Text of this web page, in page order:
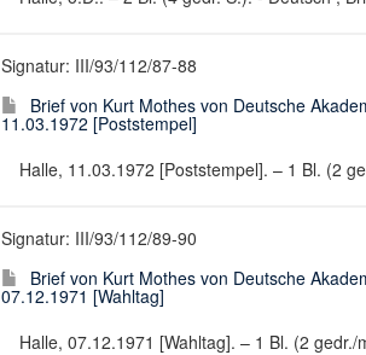
Signatur: III/93/112/87-88
Brief von Kurt Mothes von Deutsche
11.03.1972 [Poststempel]
Halle, 11.03.1972 [Poststempel]. – 1 Bl. (2
Signatur: III/93/112/89-90
Brief von Kurt Mothes von Deutsche
07.12.1971 [Wahltag]
Halle, 07.12.1971 [Wahltag]. – 1 Bl. (2